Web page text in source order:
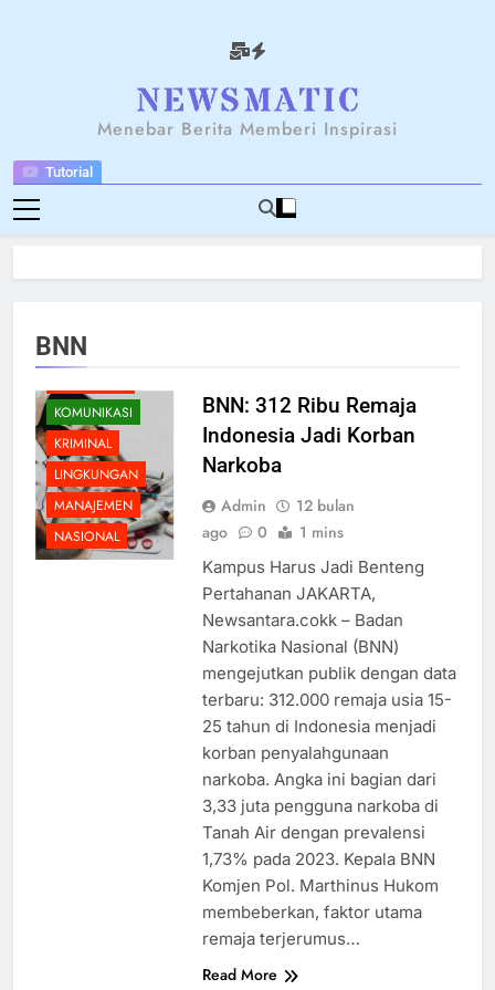
Tutorial
NEWSANTARA
Menebar Berita Memberi Inspirasi
BNN
KARIER
KOMUNIKASI
KRIMINAL
LINGKUNGAN
MANAJEMEN
NASIONAL
BNN: 312 Ribu Remaja
Indonesia Jadi Korban
Narkoba
Admin
12 bulan
ago
0 1 mins
Kampus Harus Jadi Benteng
Pertahanan JAKARTA,
Newsantara.cokk – Badan
Narkotika Nasional (BNN)
mengejutkan publik dengan data
terbaru: 312.000 remaja usia 15-
25 tahun di Indonesia menjadi
korban penyalahgunaan
narkoba. Angka ini bagian dari
3,33 juta pengguna narkoba di
Tanah Air dengan prevalensi
1,73% pada 2023. Kepala BNN
Komjen Pol. Marthinus Hukom
membeberkan, faktor utama
remaja terjerumus…
Read More